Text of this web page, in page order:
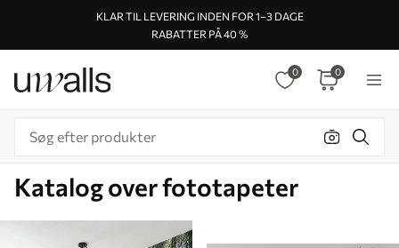
KLAR TIL LEVERING INDEN FOR 1–3 DAGE
RABATTER PÅ 40 %
0 0
Katalog over fototapeter